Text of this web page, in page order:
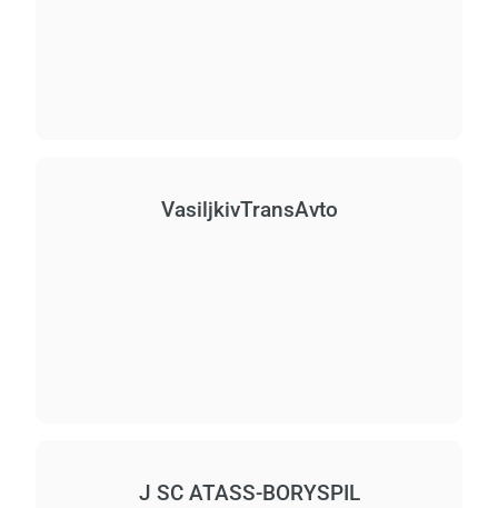
VasiljkіvTransAvto
J SC ATASS-BORYSPIL